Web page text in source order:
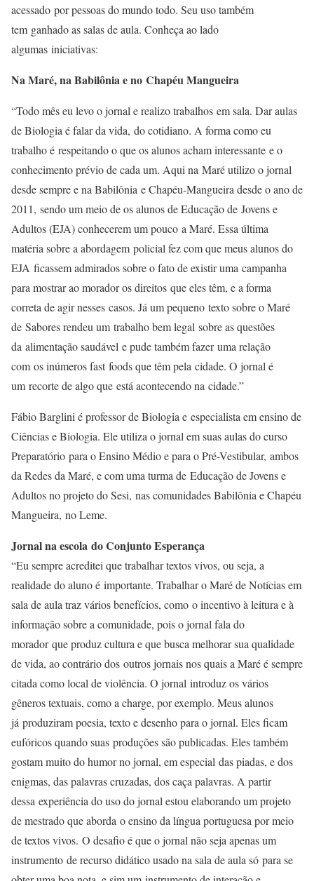
acessado por pessoas do mundo todo. Seu uso também
tem ganhado as salas de aula. Conheça ao lado
algumas iniciativas:
Na Maré, na Babilônia e no Chapéu Mangueira
“Todo mês eu levo o jornal e realizo trabalhos em sala. Dar aulas
de Biologia é falar da vida, do cotidiano. A forma como eu
trabalho é respeitando o que os alunos acham interessante e o
conhecimento prévio de cada um. Aqui na Maré utilizo o jornal
desde sempre e na Babilônia e Chapéu-Mangueira desde o ano de
2011, sendo um meio de os alunos de Educação de Jovens e
Adultos (EJA) conhecerem um pouco a Maré. Essa última
matéria sobre a abordagem policial fez com que meus alunos do
EJA ficassem admirados sobre o fato de existir uma campanha
para mostrar ao morador os direitos que eles têm, e a forma
correta de agir nesses casos. Já um pequeno texto sobre o Maré
de Sabores rendeu um trabalho bem legal sobre as questões
da alimentação saudável e pude também fazer uma relação
com os inúmeros fast foods que têm pela cidade. O jornal é
um recorte de algo que está acontecendo na cidade.”
Fábio Barglini é professor de Biologia e especialista em ensino de
Ciências e Biologia. Ele utiliza o jornal em suas aulas do curso
Preparatório para o Ensino Médio e para o Pré-Vestibular, ambos
da Redes da Maré, e com uma turma de Educação de Jovens e
Adultos no projeto do Sesi, nas comunidades Babilônia e Chapéu
Mangueira, no Leme.
Jornal na escola do Conjunto Esperança
“Eu sempre acreditei que trabalhar textos vivos, ou seja, a
realidade do aluno é importante. Trabalhar o Maré de Notícias em
sala de aula traz vários benefícios, como o incentivo à leitura e à
informação sobre a comunidade, pois o jornal fala do
morador que produz cultura e que busca melhorar sua qualidade
de vida, ao contrário dos outros jornais nos quais a Maré é sempre
citada como local de violência. O jornal introduz os vários
gêneros textuais, como a charge, por exemplo. Meus alunos
já produziram poesia, texto e desenho para o jornal. Eles ficam
eufóricos quando suas produções são publicadas. Eles também
gostam muito do humor no jornal, em especial das piadas, e dos
enigmas, das palavras cruzadas, dos caça palavras. A partir
dessa experiência do uso do jornal estou elaborando um projeto
de mestrado que aborda o ensino da língua portuguesa por meio
de textos vivos. O desafio é que o jornal não seja apenas um
instrumento de recurso didático usado na sala de aula só para se